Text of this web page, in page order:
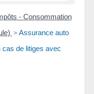
- Consommation
> Assurance auto
de litiges avec